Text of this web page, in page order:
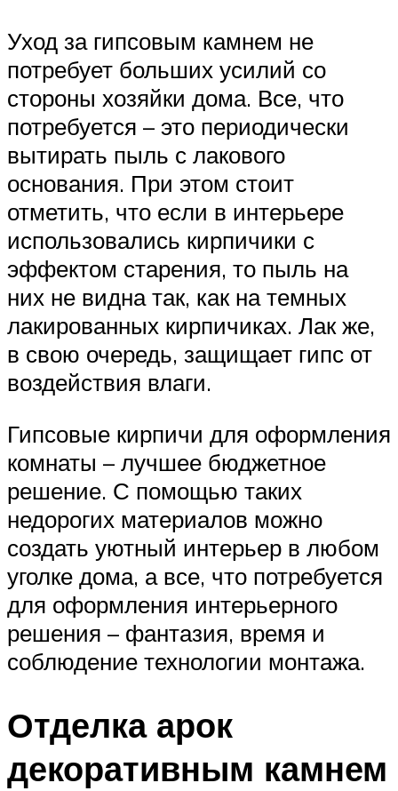
Уход за гипсовым камнем не
потребует больших усилий со
стороны хозяйки дома. Все, что
потребуется – это периодически
вытирать пыль с лакового
основания. При этом стоит
отметить, что если в интерьере
использовались кирпичики с
эффектом старения, то пыль на
них не видна так, как на темных
лакированных кирпичиках. Лак же,
в свою очередь, защищает гипс от
воздействия влаги.
Гипсовые кирпичи для оформления
комнаты – лучшее бюджетное
решение. С помощью таких
недорогих материалов можно
создать уютный интерьер в любом
уголке дома, а все, что потребуется
для оформления интерьерного
решения – фантазия, время и
соблюдение технологии монтажа.
Отделка арок
декоративным камнем